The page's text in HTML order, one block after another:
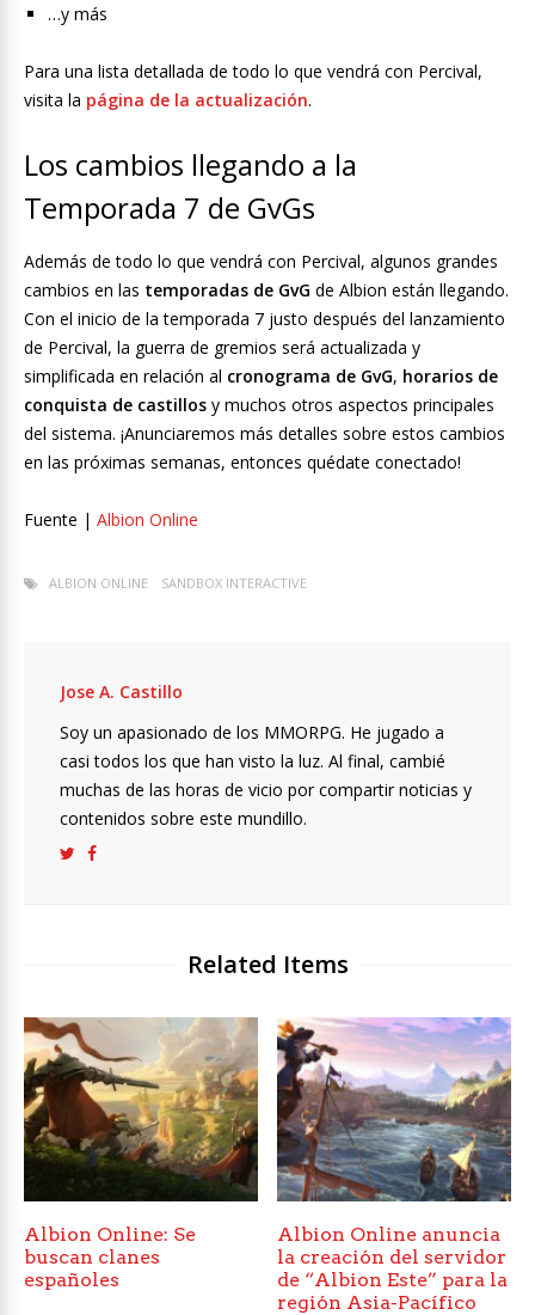
…y más
Para una lista detallada de todo lo que vendrá con Percival,
visita la página de la actualización.
Los cambios llegando a la
Temporada 7 de GvGs
Además de todo lo que vendrá con Percival, algunos grandes
cambios en las temporadas de GvG de Albion están llegando.
Con el inicio de la temporada 7 justo después del lanzamiento
de Percival, la guerra de gremios será actualizada y
simplificada en relación al cronograma de GvG, horarios de
conquista de castillos y muchos otros aspectos principales
del sistema. ¡Anunciaremos más detalles sobre estos cambios
en las próximas semanas, entonces quédate conectado!
Fuente | Albion Online
ALBION ONLINE SANDBOX INTERACTIVE
Jose A. Castillo
Soy un apasionado de los MMORPG. He jugado a
casi todos los que han visto la luz. Al final, cambié
muchas de las horas de vicio por compartir noticias y
contenidos sobre este mundillo.
Related Items
Albion Online: Se
buscan clanes
españoles
Albion Online anuncia
la creación del servidor
de “Albion Este” para la
región Asia-Pacífico